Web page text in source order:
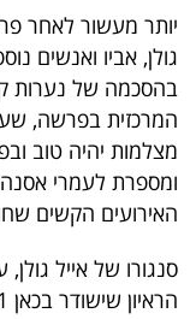
שיתופי
פעולה
דרושים
ניוזלטרים
יותר מעשור לאחר
גולן, אביו ואנשים
בהסכמה של נערות
המרכזית בפרשה,
מצלמות יהיה טוב
ומספרת לעמרי
האירועים הקשים
סנגורו של אייל
הראיון שישודר בכאן 11, ותגובתו מובאת לראשונה במלואה: